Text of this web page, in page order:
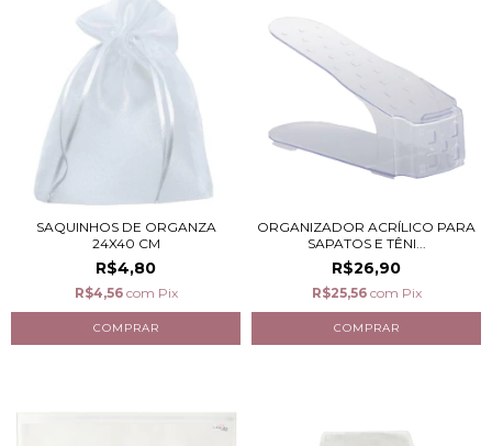
SAQUINHOS DE ORGANZA
24X40 CM
R$4,80
R$4,56 com Pix
ORGANIZADOR ACRÍLICO PARA
SAPATOS E TÊNI...
R$26,90
R$25,56 com Pix